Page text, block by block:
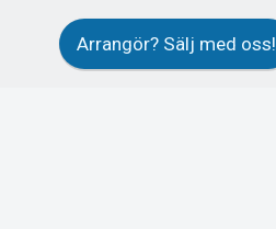
Arrangör? Sälj med oss!